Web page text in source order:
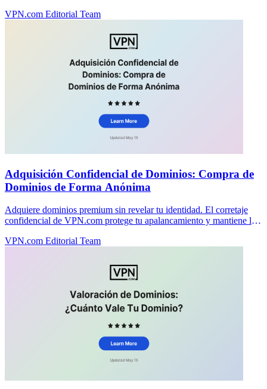
VPN.com Editorial Team
Adquisición Confidencial de Dominios: Compra de
Dominios de Forma Anónima
Adquiere dominios premium sin revelar tu identidad. El corretaje
confidencial de VPN.com protege tu apalancamiento y mantiene las
VPN.com Editorial Team